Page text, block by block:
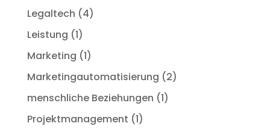
Legaltech (4)
Leistung (1)
Marketing (1)
Marketingautomatisierung (2)
menschliche Beziehungen (1)
Projektmanagement (1)